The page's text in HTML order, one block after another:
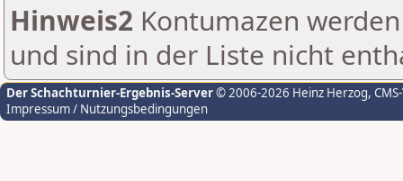
Hinweis2 Kontumazen
und sind in der Liste nicht
Der Schachturnier-Ergebnis-Server© 2006-2026 Heinz Herzog,
Impressum / Nutzungsbedingungen